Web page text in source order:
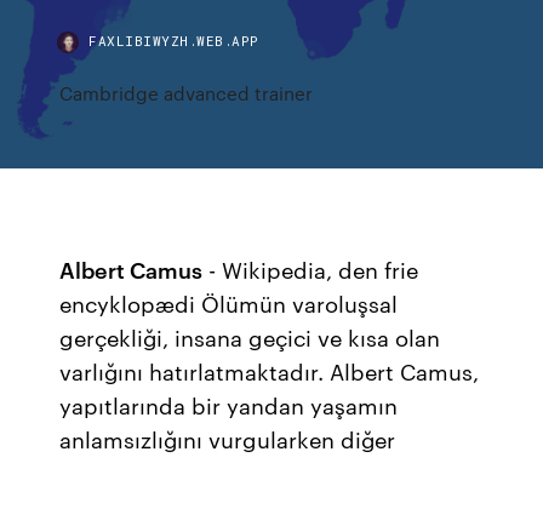
FAXLIBIWYZH.WEB.APP
Cambridge advanced trainer
Albert Camus - Wikipedia, den frie
encyklopædi Ölümün varoluşsal
gerçekliği, insana geçici ve kısa olan
varlığını hatırlatmaktadır. Albert Camus,
yapıtlarında bir yandan yaşamın
anlamsızlığını vurgularken diğer